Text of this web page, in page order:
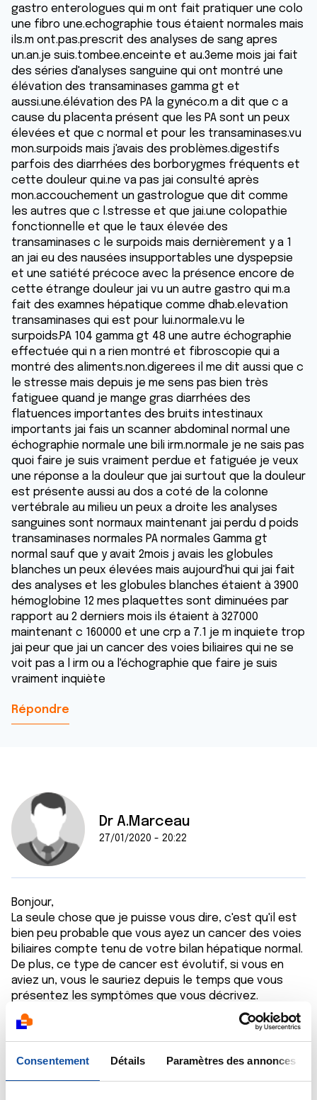
Consentement Détails Paramètres des annonces
gastro enterologues qui m ont fait pratiquer une colo
une fibro une.echographie tous étaient normales mais
ils.m ont.pas.prescrit des analyses de sang apres
un.an.je suis.tombee.enceinte et au.3eme mois jai fait
des séries d'analyses sanguine qui ont montré une
élévation des transaminases gamma gt et
aussi.une.élévation des PA la gynéco.m a dit que c a
cause du placenta présent que les PA sont un peux
élevées et que c normal et pour les transaminases.vu
mon.surpoids mais j'avais des problèmes.digestifs
parfois des diarrhées des borborygmes fréquents et
cette douleur qui.ne va pas jai consulté après
mon.accouchement un gastrologue que dit comme
les autres que c l.stresse et que jai.une colopathie
fonctionnelle et que le taux élevée des
transaminases c le surpoids mais dernièrement y a 1
an jai eu des nausées insupportables une dyspepsie
et une satiété précoce avec la présence encore de
cette étrange douleur jai vu un autre gastro qui m.a
fait des examnes hépatique comme dhab.elevation
transaminases qui est pour lui.normale.vu le
surpoids.PA 104 gamma gt 48 une autre échographie
effectuée qui n a rien montré et fibroscopie qui a
montré des aliments.non.digerees il me dit aussi que c
le stresse mais depuis je me sens pas bien très
fatiguee quand je mange gras diarrhées des
flatuences importantes des bruits intestinaux
importants jai fais un scanner abdominal normal une
échographie normale une bili irm.normale je ne sais pas
quoi faire je suis vraiment perdue et fatiguée je veux
une réponse a la douleur que jai surtout que la douleur
est présente aussi au dos a coté de la colonne
vertébrale au milieu un peux a droite les analyses
sanguines sont normaux maintenant jai perdu d poids
transaminases normales PA normales Gamma gt
normal sauf que y avait 2mois j avais les globules
blanches un peux élevées mais aujourd'hui qui jai fait
des analyses et les globules blanches étaient à 3900
hémoglobine 12 mes plaquettes sont diminuées par
rapport au 2 derniers mois ils étaient à 327000
maintenant c 160000 et une crp a 7.1 je m inquiete trop
jai peur que jai un cancer des voies biliaires qui ne se
voit pas a l irm ou a l'échographie que faire je suis
vraiment inquiète
Répondre
Dr A.Marceau
27/01/2020 - 20:22
Bonjour,
La seule chose que je puisse vous dire, c'est qu'il est
bien peu probable que vous ayez un cancer des voies
biliaires compte tenu de votre bilan hépatique normal.
De plus, ce type de cancer est évolutif, si vous en
aviez un, vous le sauriez depuis le temps que vous
présentez les symptômes que vous décrivez.
Bien cordialement
Dr A.Marceau
Citer